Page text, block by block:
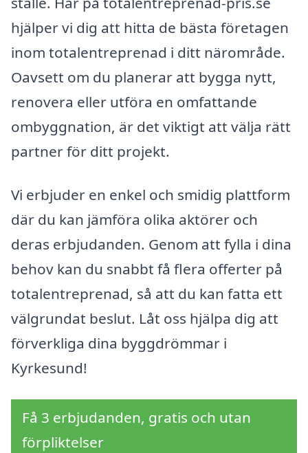
hjälper vi dig att hitta de bästa företagen
inom totalentreprenad i ditt närområde.
Oavsett om du planerar att bygga nytt,
renovera eller utföra en omfattande
ombyggnation, är det viktigt att välja rätt
partner för ditt projekt.
Vi erbjuder en enkel och smidig plattform
där du kan jämföra olika aktörer och
deras erbjudanden. Genom att fylla i dina
behov kan du snabbt få flera offerter på
totalentreprenad, så att du kan fatta ett
välgrundat beslut. Låt oss hjälpa dig att
förverkliga dina byggdrömmar i
Kyrkesund!
Få 3 erbjudanden, gratis och utan
förpliktelser